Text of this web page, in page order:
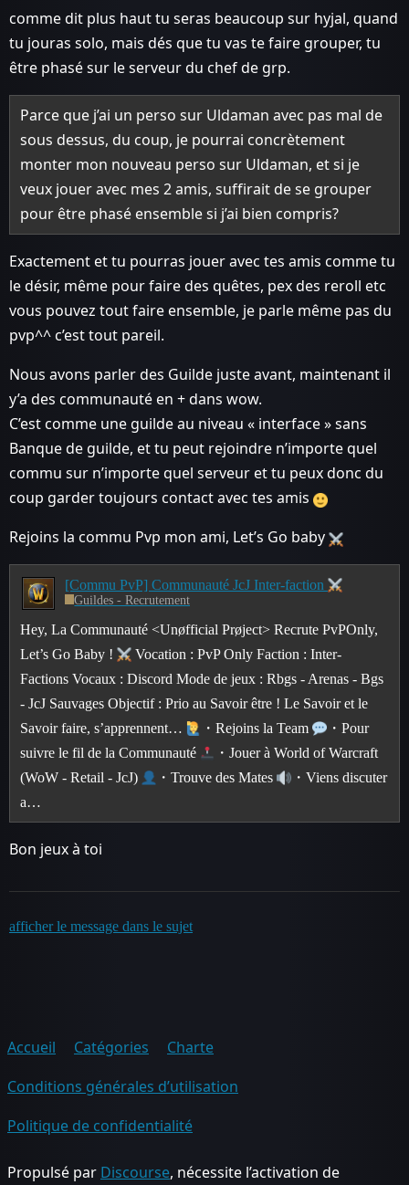
comme dit plus haut tu seras beaucoup sur hyjal, quand
tu jouras solo, mais dés que tu vas te faire grouper, tu
être phasé sur le serveur du chef de grp.
Parce que j’ai un perso sur Uldaman avec pas mal de
sous dessus, du coup, je pourrai concrètement
monter mon nouveau perso sur Uldaman, et si je
veux jouer avec mes 2 amis, suffirait de se grouper
pour être phasé ensemble si j’ai bien compris?
Exactement et tu pourras jouer avec tes amis comme tu
le désir, même pour faire des quêtes, pex des reroll etc
vous pouvez tout faire ensemble, je parle même pas du
pvp^^ c’est tout pareil.
Nous avons parler des Guilde juste avant, maintenant il
y’a des communauté en + dans wow.
C’est comme une guilde au niveau « interface » sans
Banque de guilde, et tu peut rejoindre n’importe quel
commu sur n’importe quel serveur et tu peux donc du
coup garder toujours contact avec tes amis
Rejoins la commu Pvp mon ami, Let’s Go baby
[Commu PvP] Communauté JcJ Inter-faction
Guildes - Recrutement
Hey, La Communauté <Unøfficial Prøject> Recrute PvPOnly,
Let’s Go Baby !
Vocation : PvP Only Faction : Inter-
Factions Vocaux : Discord Mode de jeux : Rbgs - Arenas - Bgs
- JcJ Sauvages Objectif : Prio au Savoir être ! Le Savoir et le
Savoir faire, s’apprennent…
・Rejoins la Team
・Pour
suivre le fil de la Communauté
・Jouer à World of Warcraft
(WoW - Retail - JcJ)
・Trouve des Mates
・Viens discuter
a…
Bon jeux à toi
afficher le message dans le sujet
Accueil Catégories
Charte
Conditions générales d’utilisation
Politique de confidentialité
Propulsé par Discourse, nécessite l’activation de